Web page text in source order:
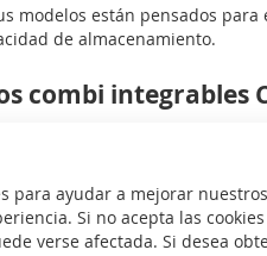
para ayudar a mejorar
Si no acepta las
verse afectada. Si desea
modelos están pensados
de almacenamiento.
combi integrables